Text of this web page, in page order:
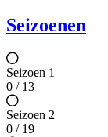
Seizoenen
Seizoen 1
0 / 13
Seizoen 2
0 / 19